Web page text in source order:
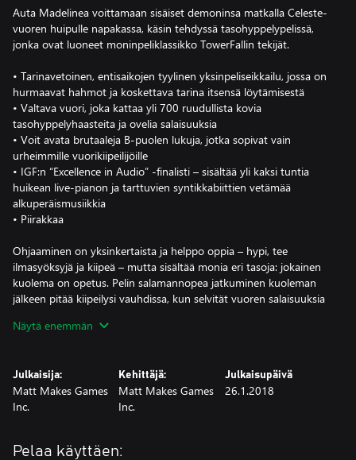
Auta Madelinea voittamaan sisäiset demoninsa matkalla Celeste-
vuoren huipulle napakassa, käsin tehdyssä tasohyppelypelissä,
jonka ovat luoneet moninpeliklassikko TowerFallin tekijät.
• Tarinavetoinen, entisaikojen tyylinen yksinpeliseikkailu, jossa on
hurmaavat hahmot ja koskettava tarina itsensä löytämisestä
• Valtava vuori, joka kattaa yli 700 ruudullista kovia
tasohyppelyhaasteita ja ovelia salaisuuksia
• Voit avata brutaaleja B-puolen lukuja, jotka sopivat vain
urheimmille vuorikiipeilijöille
• IGF:n “Excellence in Audio” -finalisti – sisältää yli kaksi tuntia
huikean live-pianon ja tarttuvien syntikkabiittien vetämää
alkuperäismusiikkia
• Piirakkaa
Ohjaaminen on yksinkertaista ja helppo oppia – hypi, tee
ilmasyöksyjä ja kiipeä – mutta sisältää monia eri tasoja: jokainen
kuolema on opetus. Pelin salamannopea jatkuminen kuoleman
jälkeen pitää kiipeilysi vauhdissa, kun selvität vuoren salaisuuksia
Näytä enemmän
Julkaisija:
Matt Makes Games
Inc.
Kehittäjä:
Matt Makes Games
Inc.
Julkaisupäivä
26.1.2018
Pelaa käyttäen: